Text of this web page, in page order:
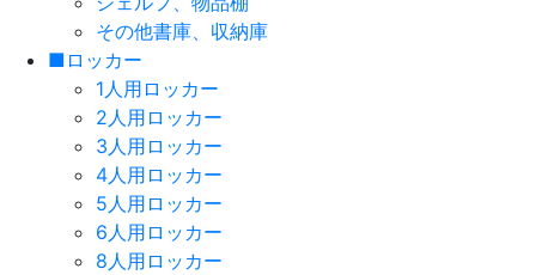
その他書庫、収納庫
■ロッカー
1人用ロッカー
2人用ロッカー
3人用ロッカー
4人用ロッカー
5人用ロッカー
6人用ロッカー
8人用ロッカー